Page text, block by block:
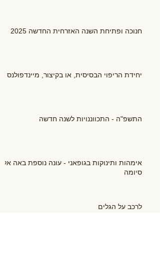
חנוכה ופתיחת השנה האזרחית החדשה 2025
יחידת הריפוי הבסיסית, או בקיצור, מיינדפולנס
התשפ"ה - התכווננויות לשנה חדשה
אימהות ותינוקות בגופאני - עונה נוספת באה אל
סיומה
לרכב על הגלים